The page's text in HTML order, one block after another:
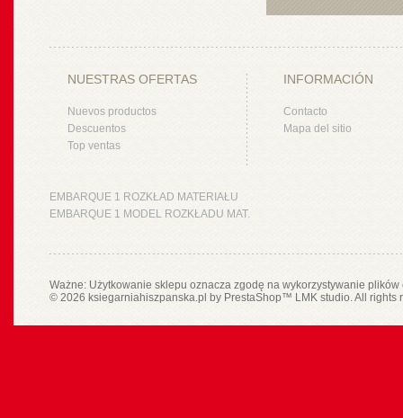
NUESTRAS OFERTAS
Nuevos productos
Descuentos
Top ventas
INFORMACIÓN
Contacto
Mapa del sitio
EMBARQUE 1 ROZKŁAD MATERIAŁU
EMBARQUE 1 MODEL ROZKŁADU MAT.
Ważne: Użytkowanie sklepu oznacza zgodę na wykorzystywanie
© 2026 ksiegarniahiszpanska.pl by PrestaShop™ LMK studio. All rights